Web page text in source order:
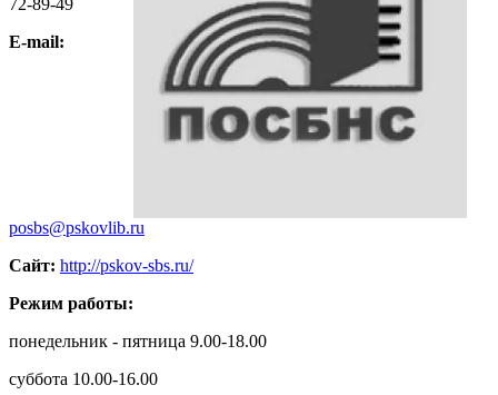
E-mail:
posbs@pskovlib.ru
Сайт: http://pskov-sbs.ru/
Режим работы:
понедельник - пятница 9.00-18.00
суббота 10.00-16.00